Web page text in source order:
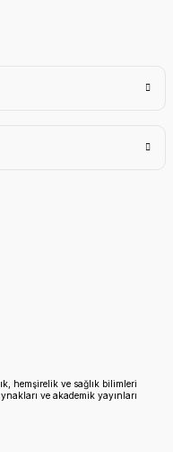
hemşirelik ve sağlık bilimleri
ve akademik yayınları